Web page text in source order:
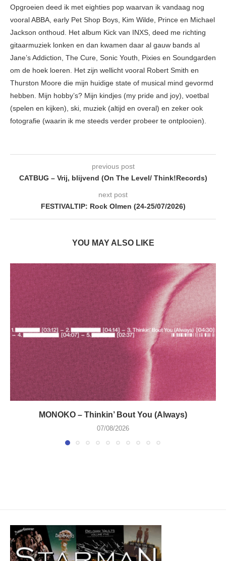
Opgroeien deed ik met eighties pop waarvan ik vandaag nog
vooral ABBA, early Pet Shop Boys, Kim Wilde, Prince en Michael
Jackson onthoud. Het album Kick van INXS, deed me richting
gitaarmuziek lonken en dan kwamen daar al gauw bands al
Jane’s Addiction, The Cure, Sonic Youth, Pixies en Soundgarden
om de hoek loeren. Het zijn wellicht vooral Robert Smith en
Thurston Moore die mijn huidige state of musical mind gevormd
hebben. Mijn hobby’s? Mijn kindjes (my pride and joy), voetbal
(spelen en kijken), ski, muziek (altijd en overal) en zeker ook
fotografie (waarin ik me steeds verder probeer te ontplooien).
previous post
CATBUG – Vrij, blijvend (On The Level/ Think!Records)
next post
FESTIVALTIP: Rock Olmen (24-25/07/2026)
YOU MAY ALSO LIKE
MONOKO – Thinkin’ Bout You (Always)
07/08/2026